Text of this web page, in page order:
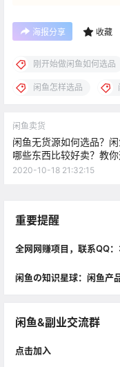
海报分享 收藏
刚开始做闲鱼如何选品
闲鱼怎样选品
闲鱼卖货
闲鱼无货源如何选品？
哪些东西比较好卖？教你
找爆款
2020-10-18 21:32:15
重要提醒
全网网赚项目，联系QQ
闲鱼の知识星球：闲鱼产
闲鱼&副业交流群
点击加入